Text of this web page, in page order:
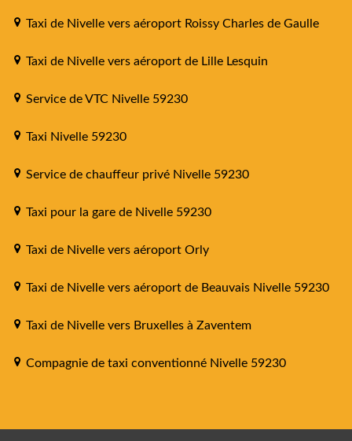
Taxi de Nivelle vers aéroport Roissy Charles de Gaulle
Taxi de Nivelle vers aéroport de Lille Lesquin
Service de VTC Nivelle 59230
Taxi Nivelle 59230
Service de chauffeur privé Nivelle 59230
Taxi pour la gare de Nivelle 59230
Taxi de Nivelle vers aéroport Orly
Taxi de Nivelle vers aéroport de Beauvais Nivelle 59230
Taxi de Nivelle vers Bruxelles à Zaventem
Compagnie de taxi conventionné Nivelle 59230